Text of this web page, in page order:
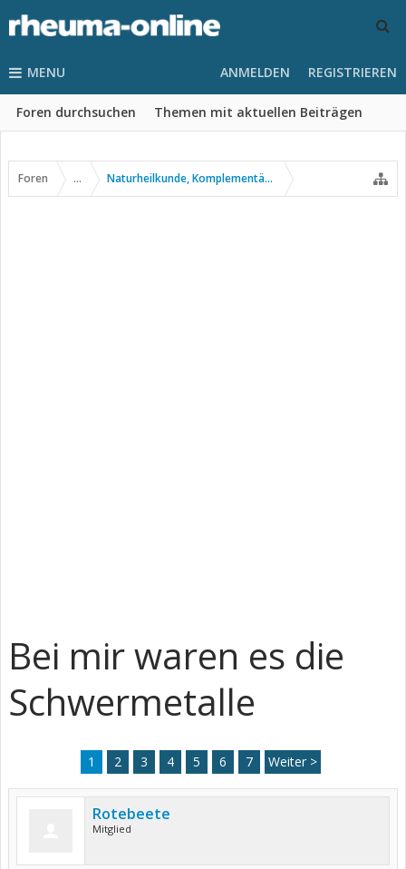
MENU
Foren durchsuchen Themen mit aktuellen Beiträgen
ANMELDEN REGISTRIEREN
Foren ... Naturheilkunde, Komplementär- u. Alternativmedizin
Bei mir waren es die
Schwermetalle
1 2 3 4 5 6 7 Weiter >
Rotebeete
Mitglied